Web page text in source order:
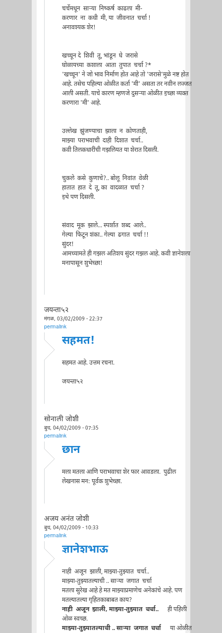
चर्चेमधून सार्‍या निष्कर्ष काढला मी-
करणार ना कधी मी, या जीवनात चर्चा !
अनावश्यक शेर!
खच्चून दे शिवी तू, भांडून घे जरासे
घोळायच्या कशाला आता तुपात चर्चा ?*
'खच्चून' ने जो भाव निर्माण होत आहे तो 'जरासे'मुळे नष्ट होत
आहे. तसेच पहिल्या ओळीत कर्ता 'मी' असता तर नवीन लज्जत
आली असती. याचे कारण म्हणजे दुसर्‍या ओळीत इच्छा व्यक्त
करणारा 'मी' आहे.
उल्लेख झुंजण्याचा झाला न कोणताही,
माझ्या पराभवाची दाही दिशात चर्चा..
कवी तिलकधारींची गझलियत या शेरात दिसली.
चुकले कसे कुणाचे?.. बोलू निवांत वेळी
हातात हात दे तू, का वादळात चर्चा ?
इथे पण दिसली.
संवाद मूक झाले... स्पर्शात शब्द आले..
गेल्या फिटून शंका.. गेल्या ढगात चर्चा !!
सुंदर!
आमच्यामते ही गझल अतिशय सुंदर गझल आहे. कवी ज्ञानेशला
मनापासून शुभेच्छा!
जयन्ता५२
मंगळ, 03/02/2009 - 22:37
permalink
सहमत!
सहमत आहे. उत्तम रचना.
जयन्ता५२
सोनाली जोशी
बुध, 04/02/2009 - 07:35
permalink
छान
मला मतला आणि पराभवाचा शेर फार आवडला. पुढील
लेखनास मन: पूर्वक शुभेच्छा.
अजय अनंत जोशी
बुध, 04/02/2009 - 10:33
permalink
ज्ञानेशभाऊ
नाही अजून झाली, माझ्या-तुझ्यात चर्चा..
माझ्या-तुझ्यातल्याची .. सार्‍या जगात चर्चा
मतला सुरेख आहे हे मत माझ्याप्रमाणेच अनेकांचे आहे. पण
मतल्यातल्या गृहितकाबाबत काय?
नाही अजून झाली, माझ्या-तुझ्यात चर्चा..ही पहिली
ओळ स्वच्छ.
माझ्या-तुझ्यातल्याची .. सार्‍या जगात चर्चाया ओळीत